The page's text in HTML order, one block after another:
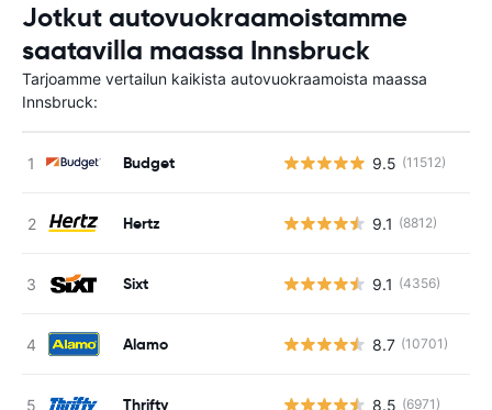
Jotkut autovuokraamoistamme
saatavilla maassa Innsbruck
Tarjoamme vertailun kaikista autovuokraamoista maassa
Innsbruck:
Budget 9.5 (11512)
Hertz 9.1 (8812)
Sixt 9.1 (4356)
Alamo 8.7 (10701)
Thrifty 8.5 (6971)